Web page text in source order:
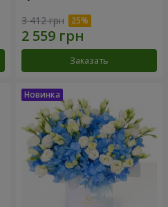
3 412 грн
Заказать